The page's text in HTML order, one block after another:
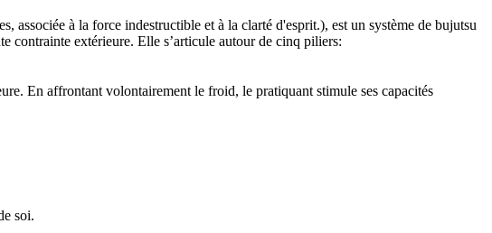
à la force indestructible et à la clarté d'esprit.), est un système de bujutsu
contrainte extérieure. Elle s’articule autour de cinq piliers:
En affrontant volontairement le froid, le pratiquant stimule ses capacités
soi.